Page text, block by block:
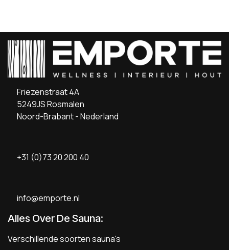
Friezenstraat 4A
5249JS Rosmalen
Noord-Brabant - Nederland
+31 (0)73 20 200 40
info@emporte.nl
Alles Over De Sauna:
Verschillende soorten sauna's